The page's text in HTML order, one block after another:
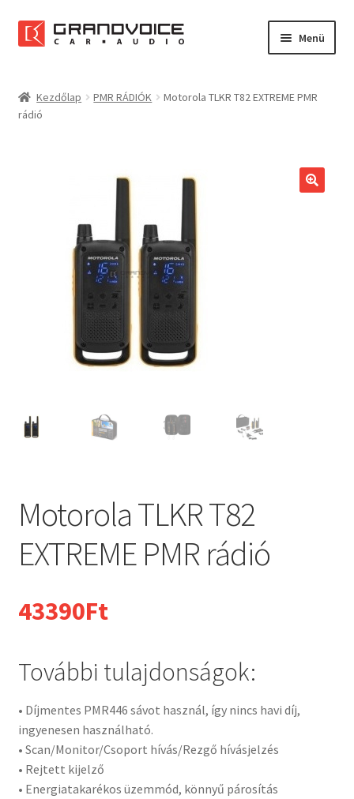
Ugrás
a
Kilépés
a
Menü
Szolgáltatások
Expand
Kapcsolat
Kezdőlap PMR RÁDIÓK
Motorola TLKR T82 EXTREME PMR
rádió
Motorola TLKR T82
EXTREME PMR rádió
43390Ft
További tulajdonságok:
• Díjmentes PMR446 sávot használ, így nincs havi díj,
ingyenesen használható.
• Scan/Monitor/Csoport hívás/Rezgő hívásjelzés
• Rejtett kijelző
• Energiatakarékos üzemmód, könnyű párosítás